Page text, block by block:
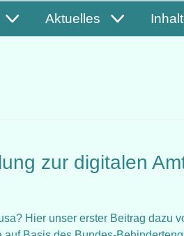
Aktuelles
zur digitalen
Hier unser erster Beitrag dazu